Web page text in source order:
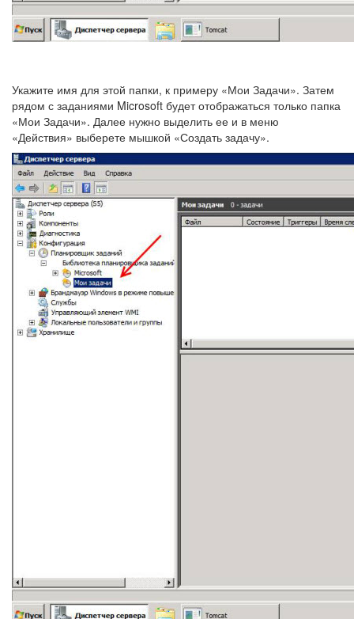
Укажите имя для этой папки, к примеру «Мои Задачи». Затем
рядом с заданиями Microsoft будет отображаться только папка
«Мои Задачи». Далее нужно выделить ее и в меню
«Действия» выберете мышкой «Создать задачу».